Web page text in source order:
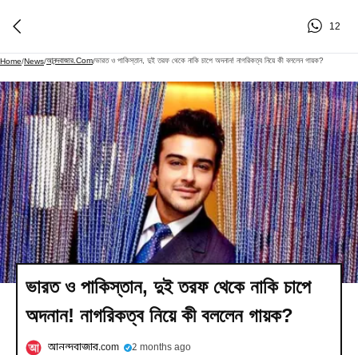
12
Home/News/আনন্দবাজার.com/ভারত ও পাকিস্তান, দুই তরফ থেকে নাকি চাপে অদনান! নাগরিকত্ব নিয়ে কী বললেন গায়ক?
ভারত ও পাকিস্তান, দুই তরফ থেকে নাকি চাপে
অদনান! নাগরিকত্ব নিয়ে কী বললেন গায়ক?
আনন্দবাজার.com 2 months ago